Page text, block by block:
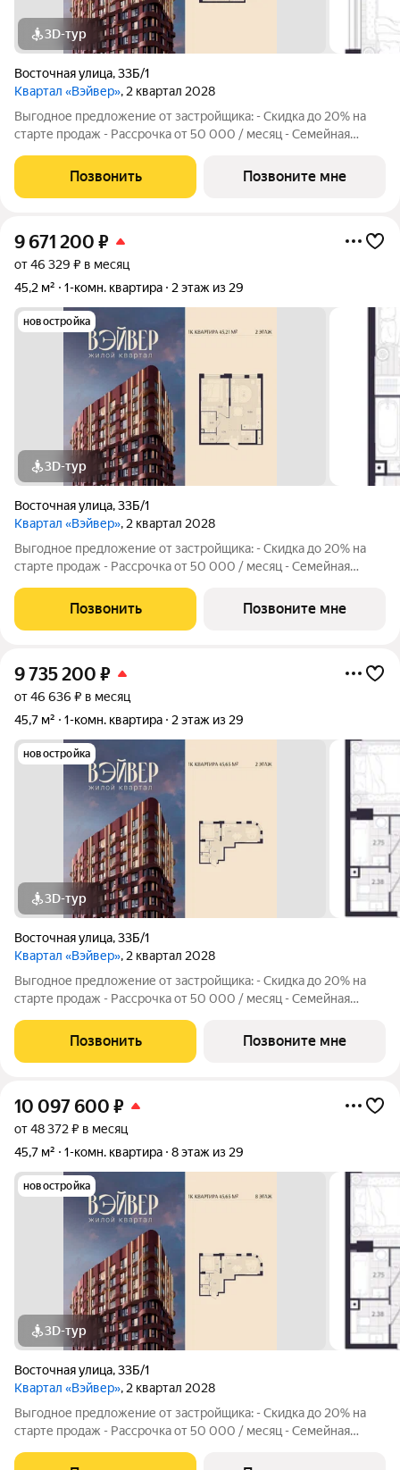
3D-тур
Восточная улица,33Б/1
Квартал «Вэйвер», 2 квартал 2028
Выгодное предложение от застройщика: - Скидка до 20% на
старте продаж - Рассрочка от 50 000 / месяц - Семейная
1-комнатной квартиры в Жилом квартале Вэйвер от
Девелоперской компании Люди,
Позвонить Позвоните мне
9 671 200 ₽
от 46 329 ₽ в месяц
45,2 м²
1-комн. квартира 2 этаж из 29
новостройка
3D-тур
Восточная улица,33Б/1
Квартал «Вэйвер», 2 квартал 2028
Выгодное предложение от застройщика: - Скидка до 20% на
старте продаж - Рассрочка от 50 000 / месяц - Семейная
1-комнатной квартиры в Жилом квартале Вэйвер от
Девелоперской компании Люди,
Позвонить Позвоните мне
9 735 200 ₽
от 46 636 ₽ в месяц
45,7 м²
1-комн. квартира 2 этаж из 29
новостройка
3D-тур
Восточная улица,33Б/1
Квартал «Вэйвер», 2 квартал 2028
Выгодное предложение от застройщика: - Скидка до 20% на
старте продаж - Рассрочка от 50 000 / месяц - Семейная
1-комнатной квартиры в Жилом квартале Вэйвер от
Девелоперской компании Люди,
Позвонить Позвоните мне
10 097 600 ₽
от 48 372 ₽ в месяц
45,7 м²
1-комн. квартира 8 этаж из 29
новостройка
3D-тур
Восточная улица,33Б/1
Квартал «Вэйвер», 2 квартал 2028
Выгодное предложение от застройщика: - Скидка до 20% на
старте продаж - Рассрочка от 50 000 / месяц - Семейная
1-комнатной квартиры в Жилом квартале Вэйвер от